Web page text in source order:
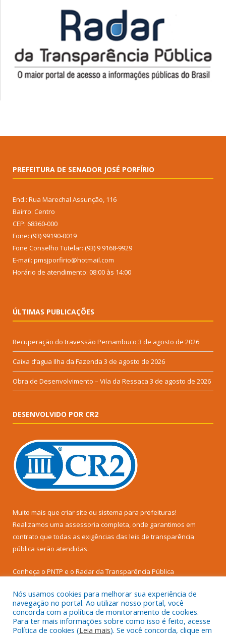
PREFEITURA DE SENADOR JOSÉ PORFÍRIO
End.: Rua Marechal Assunção, 116
Bairro: Centro
CEP: 68360-000
Fone: (93) 99190-0019
Fone Conselho Tutelar: (93) 9 9168-9929
E-mail: pmsjporfirio@hotmail.com
Horário de atendimento: 08:00 às 14:00
ÚLTIMAS PUBLICAÇÕES
Recuperação do travessão Pernambuco 3 de agosto de 2026
Caixa d’agua Ilha da Fazenda 3 de agosto de 2026
Obra de Desenvolvimento – Vila da Ressaca 3 de agosto de 2026
DESENVOLVIDO POR CR2
Muito mais que criar site ou sistema para prefeituras!
Realizamos uma assessoria completa, onde garantimos em
contrato que todas as exigências das leis de transparência
pública serão atendidas.
Conheça o PNTP e o Radar da Transparência Pública
Todos os direitos reservados a Prefeitura Municipal de Senador
Nós usamos cookies para melhorar sua experiência de
navegação no portal. Ao utilizar nosso portal, você
concorda com a política de monitoramento de cookies.
Para ter mais informações sobre como isso é feito, acesse
Política de cookies (Leia mais). Se você concorda, clique em